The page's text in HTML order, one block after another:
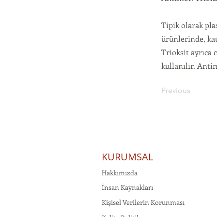
Tipik olarak
ürünlerinde,
Trioksit ayrıca
kullanılır.
Previous
KURUMSAL
Hakkımızda
İnsan Kaynakları
Kişisel Verilerin Korunması